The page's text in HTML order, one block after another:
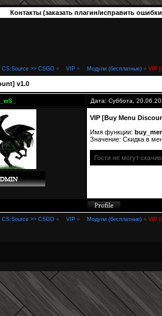
Контакты (заказать плагин/исправить
CS:Source >> CSGO » VIP » Модули (бесплатные) » VIP
v1.0
_wS_ Дата: Суббота,
VIP [Buy Menu
Имя функции:
Значение: Скидка в
Гости не могут
CS:Source >> CSGO » VIP » Модули (бесплатные) » VIP